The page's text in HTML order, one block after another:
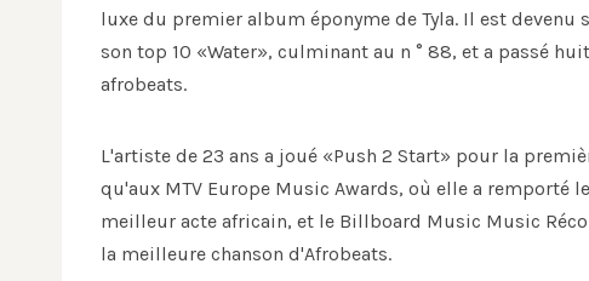
luxe du premier album éponyme de Tyla. Il est
son top 10 «Water», culminant au n ° 88, et a passé
afrobeats.
L'artiste de 23 ans a joué «Push 2 Start» pour la
qu'aux MTV Europe Music Awards, où elle a
meilleur acte africain, et le Billboard Music Music
la meilleure chanson d'Afrobeats.